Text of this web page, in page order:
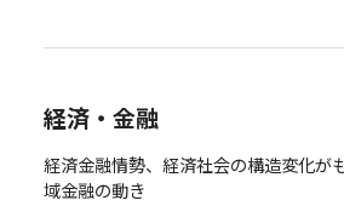
経済・金融
経済金融情勢、経済社会の構造変化が
域金融の動き